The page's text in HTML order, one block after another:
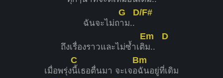
ฉันจะไม่ถ
G
าม..
D/F#
ถึงเรื่องราวและไม่ซ้ำเติ
Em
ม..
D
เมื่อพรุ่ง
C
นี้เธอตื่นมา จะเจอ
Bm
ฉันอยู่ที่เดิม